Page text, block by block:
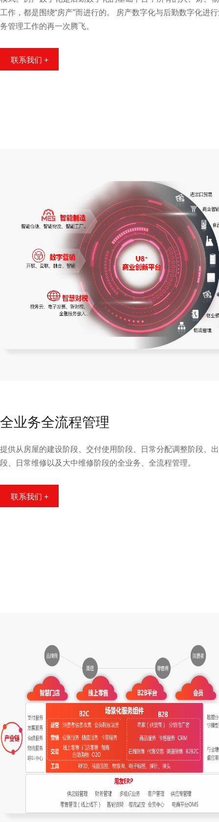
工作，都是围绕“房产”而进行的。 房产数字化与后勤数字化进
务管理工作的再一次腾飞。
联系我们 +
全业务全流程管理
提供从房屋的建设阶段、交付使用阶段、日常分配调整阶段、
段、日常维修以及大中维修阶段的全业务、全流程管理。
联系我们 +